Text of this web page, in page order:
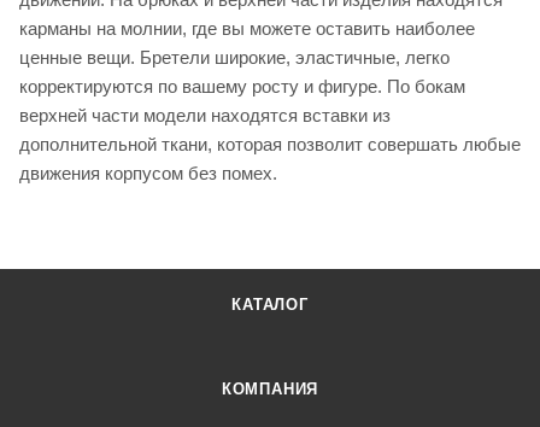
карманы на молнии, где вы можете оставить наиболее
ценные вещи. Бретели широкие, эластичные, легко
корректируются по вашему росту и фигуре. По бокам
верхней части модели находятся вставки из
дополнительной ткани, которая позволит совершать любые
движения корпусом без помех.
КАТАЛОГ
КОМПАНИЯ